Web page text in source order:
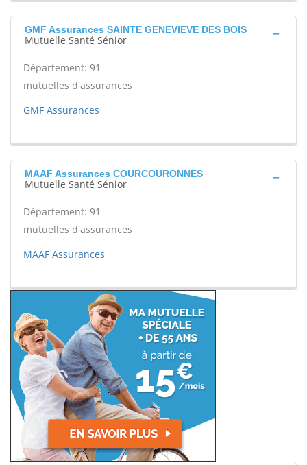
GMF Assurances SAINTE GENEVIEVE DES BOIS
Mutuelle Santé Sénior
Département: 91
mutuelles d'assurances
GMF Assurances
MAAF Assurances COURCOURONNES
Mutuelle Santé Sénior
Département: 91
mutuelles d'assurances
MAAF Assurances